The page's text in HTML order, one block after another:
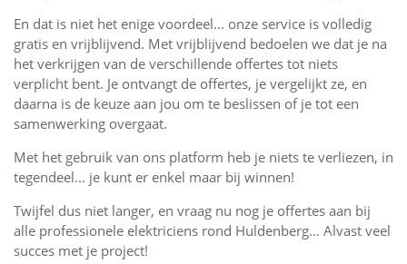
En dat is niet het enige voordeel... onze service is volledig
gratis en vrijblijvend. Met vrijblijvend bedoelen we dat je na
het verkrijgen van de verschillende offertes tot niets
verplicht bent. Je ontvangt de offertes, je vergelijkt ze, en
daarna is de keuze aan jou om te beslissen of je tot een
samenwerking overgaat.
Met het gebruik van ons platform heb je niets te verliezen, in
tegendeel... je kunt er enkel maar bij winnen!
Twijfel dus niet langer, en vraag nu nog je offertes aan bij
alle professionele elektriciens rond Huldenberg... Alvast veel
succes met je project!